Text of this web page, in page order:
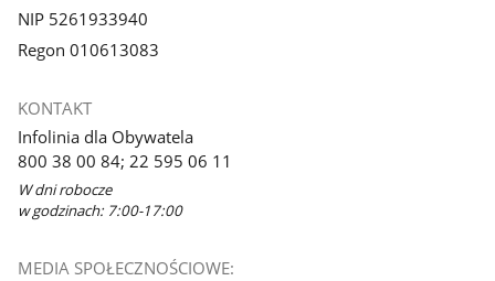
NIP 5261933940
Regon 010613083
KONTAKT
Infolinia dla Obywatela
800 38 00 84; 22 595 06 11
W dni robocze
w godzinach: 7:00-17:00
MEDIA SPOŁECZNOŚCIOWE: